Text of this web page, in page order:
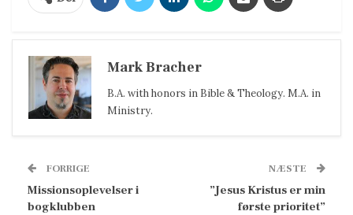
Mark Bracher
B.A. with honors in Bible & Theology. M.A. in
Ministry.
FORRIGE
Missionsoplevelser i
bogklubben
NÆSTE
”Jesus Kristus er min
første prioritet”